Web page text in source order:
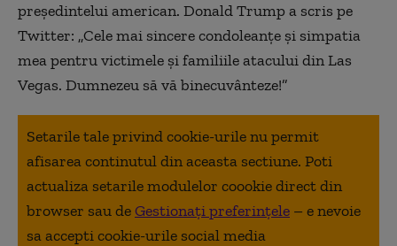
președintelui american. Donald Trump a scris pe
Twitter: „Cele mai sincere condoleanțe și simpatia
mea pentru victimele și familiile atacului din Las
Vegas. Dumnezeu să vă binecuvânteze!”
Setarile tale privind cookie-urile nu permit
afisarea continutul din aceasta sectiune. Poti
actualiza setarile modulelor coookie direct din
browser sau deGestionați preferințele – e nevoie
sa accepti cookie-urile social media